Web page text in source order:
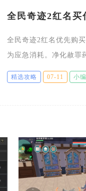
全民奇迹2红名买
全民奇迹2红名优先购
为应急消耗。净化赦罪
区、战盟积分商店稳定
性衰减惩罚，避
精选攻略 07-11 小